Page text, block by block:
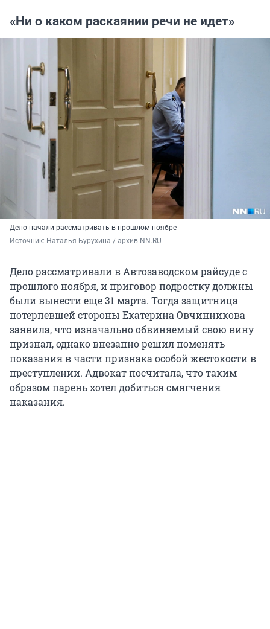
«Ни о каком раскаянии речи не идет»
Дело начали рассматривать в прошлом ноябре
Источник: Наталья Бурухина / архив NN.RU
Дело рассматривали в Автозаводском райсуде с
прошлого ноября, и приговор подростку должны
были вынести еще 31 марта. Тогда защитница
потерпевшей стороны Екатерина Овчинникова
заявила, что изначально обвиняемый свою вину
признал, однако внезапно решил поменять
показания в части признака особой жестокости в
преступлении. Адвокат посчитала, что таким
образом парень хотел добиться смягчения
наказания.